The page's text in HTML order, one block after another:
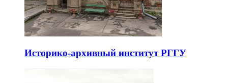
Историко-архивный институт РГГУ